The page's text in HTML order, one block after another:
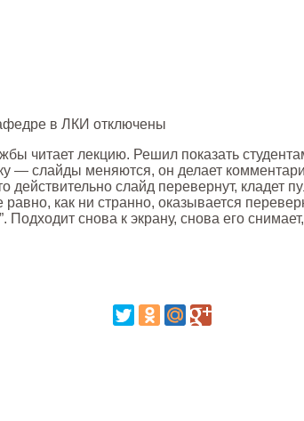
в ЛКИ отключены
читает лекцию. Решил показать
— слайды меняются, он делает
действительно слайд перевернут,
как ни странно, оказывается
Подходит снова к экрану, снова его